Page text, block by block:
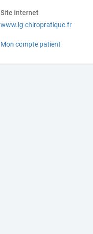
Site internet
www.lg-chiropratique.fr
Mon compte patient